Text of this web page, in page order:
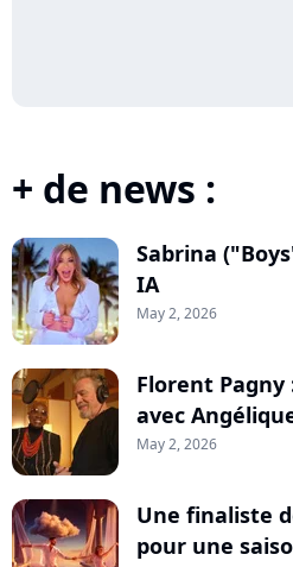
+ de news :
Sabrina
IA
May 2, 2026
Florent
avec
May 2, 2026
Une finaliste
pour une